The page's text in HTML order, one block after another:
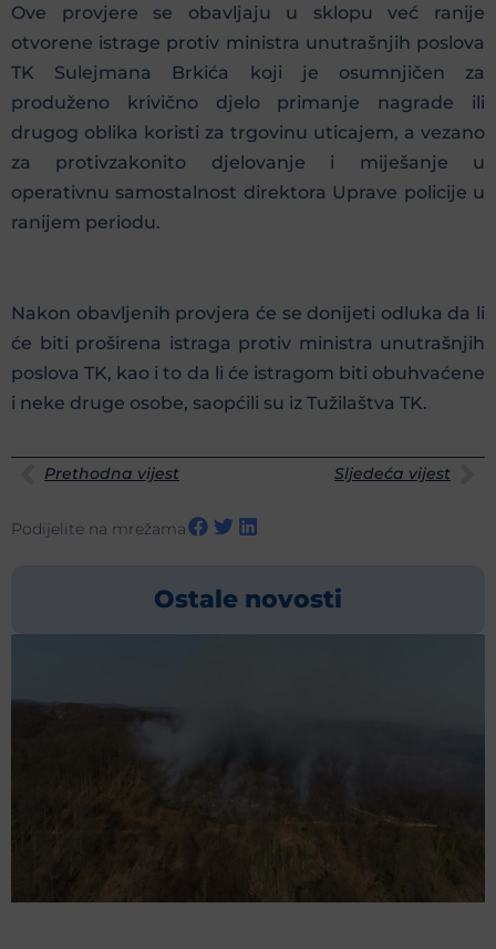
Ove provjere se obavljaju u sklopu već ranije
otvorene istrage protiv ministra unutrašnjih poslova
TK Sulejmana Brkića koji je osumnjičen za
produženo krivično djelo primanje nagrade ili
drugog oblika koristi za trgovinu uticajem, a vezano
za protivzakonito djelovanje i miješanje u
operativnu samostalnost direktora Uprave policije u
ranijem periodu.
Nakon obavljenih provjera će se donijeti odluka da li
će biti proširena istraga protiv ministra unutrašnjih
poslova TK, kao i to da li će istragom biti obuhvaćene
i neke druge osobe, saopćili su iz Tužilaštva TK.
Prethodna vijest Sljedeća vijest
Podijelite na mrežama
Ostale novosti